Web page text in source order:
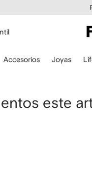
Accesorios Joyas
este